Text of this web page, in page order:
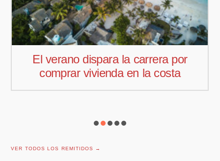
Pedro Aguiar nuevo responsable
comercial para Offcoustic Iberia
VER TODOS LOS REMITIDOS →